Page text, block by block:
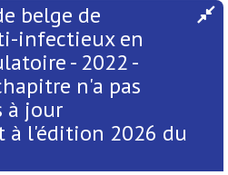
belge de
infectieux en
- 2022 -
n'a pas
à jour
à l'édition 2026 du